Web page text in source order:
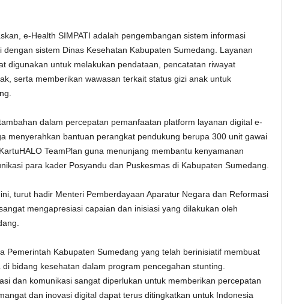
e-Health SIMPATI adalah pengembangan sistem informasi
sistem Dinas Kesehatan Kabupaten Sumedang. Layanan
digunakan untuk melakukan pendataan, pencatatan riwayat
serta memberikan wawasan terkait status gizi anak untuk
dalam percepatan pemanfaatan platform layanan digital e-
menyerahkan bantuan perangkat pendukung berupa 300 unit gawai
TeamPlan guna menunjang membantu kenyamanan
para kader Posyandu dan Puskesmas di Kabupaten Sumedang.
turut hadir Menteri Pemberdayaan Aparatur Negara dan Reformasi
mengapresiasi capaian dan inisiasi yang dilakukan oleh
Pemerintah Kabupaten Sumedang yang telah berinisiatif membuat
bidang kesehatan dalam program pencegahan stunting.
dan komunikasi sangat diperlukan untuk memberikan percepatan
dan inovasi digital dapat terus ditingkatkan untuk Indonesia